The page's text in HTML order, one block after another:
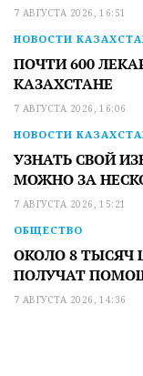
7 АВГУСТА 2026, 16:51
НОВОСТИ
ПОЧТИ 600
КАЗАХСТАНЕ
7 АВГУСТА 2026, 16:06
НОВОСТИ
УЗНАТЬ СВОЙ
МОЖНО ЗА
7 АВГУСТА 2026, 15:21
ОБЩЕСТВО
ОКОЛО 8 ТЫСЯЧ
ПОЛУЧАТ
7 АВГУСТА 2026, 14:36